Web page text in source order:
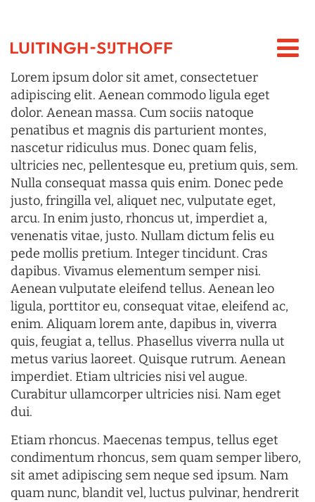
Lorem ipsum dolor sit amet, consectetuer
adipiscing elit. Aenean commodo ligula eget
dolor. Aenean massa. Cum sociis natoque
penatibus et magnis dis parturient montes,
nascetur ridiculus mus. Donec quam felis,
ultricies nec, pellentesque eu, pretium quis, sem.
Nulla consequat massa quis enim. Donec pede
justo, fringilla vel, aliquet nec, vulputate eget,
arcu. In enim justo, rhoncus ut, imperdiet a,
venenatis vitae, justo. Nullam dictum felis eu
pede mollis pretium. Integer tincidunt. Cras
dapibus. Vivamus elementum semper nisi.
Aenean vulputate eleifend tellus. Aenean leo
ligula, porttitor eu, consequat vitae, eleifend ac,
enim. Aliquam lorem ante, dapibus in, viverra
quis, feugiat a, tellus. Phasellus viverra nulla ut
metus varius laoreet. Quisque rutrum. Aenean
imperdiet. Etiam ultricies nisi vel augue.
Curabitur ullamcorper ultricies nisi. Nam eget
dui.
Etiam rhoncus. Maecenas tempus, tellus eget
condimentum rhoncus, sem quam semper libero,
sit amet adipiscing sem neque sed ipsum. Nam
quam nunc, blandit vel, luctus pulvinar, hendrerit